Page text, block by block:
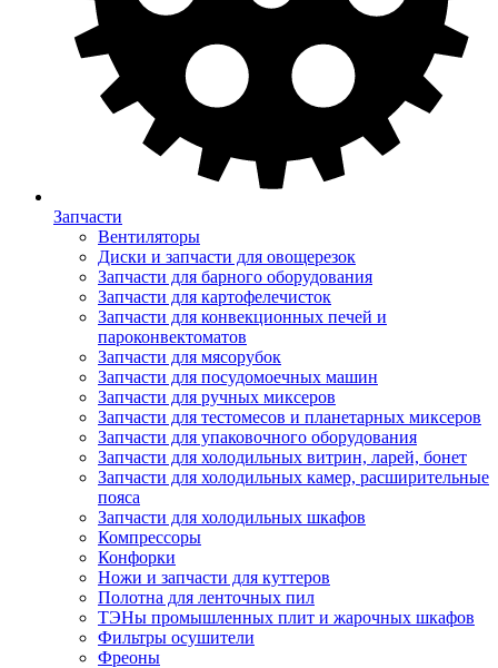
Запчасти
Вентиляторы
Диски и запчасти для овощерезок
Запчасти для барного оборудования
Запчасти для картофелечисток
Запчасти для конвекционных печей и
пароконвектоматов
Запчасти для мясорубок
Запчасти для посудомоечных машин
Запчасти для ручных миксеров
Запчасти для тестомесов и планетарных миксеров
Запчасти для упаковочного оборудования
Запчасти для холодильных витрин, ларей, бонет
Запчасти для холодильных камер, расширительные
пояса
Запчасти для холодильных шкафов
Компрессоры
Конфорки
Ножи и запчасти для куттеров
Полотна для ленточных пил
ТЭНы промышленных плит и жарочных шкафов
Фильтры осушители
Фреоны